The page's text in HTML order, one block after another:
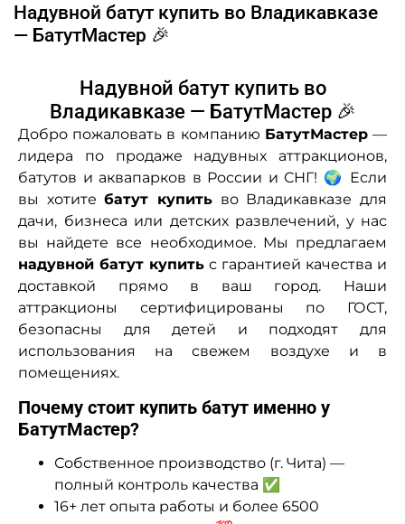
Надувной батут купить во Владикавказе
— БатутМастер 🎉
Надувной батут купить во
Владикавказе — БатутМастер 🎉
Добро пожаловать в компанию БатутМастер—
лидера по продаже надувных аттракционов,
батутов и аквапарков в России и СНГ! 🌍 Если
вы хотитебатут купить во Владикавказе для
дачи, бизнеса или детских развлечений, у нас
вы найдете все необходимое. Мы предлагаем
надувной батут купить с гарантией качества и
доставкой прямо в ваш город. Наши
аттракционы сертифицированы по ГОСТ,
безопасны для детей и подходят для
использования на свежем воздухе и в
помещениях.
Почему стоит купить батут именно у
БатутМастер?
Собственное производство (г. Чита) —
полный контроль качества ✅
16+ лет опыта работы и более 6500